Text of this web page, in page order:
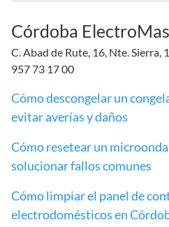
Córdoba
C. Abad de Rute, 16, Nte. Sierra,
957 73 17 00
Cómo descongelar un
evitar averías y daños
Cómo resetear un
solucionar fallos comunes
Cómo limpiar el panel de
electrodomésticos en